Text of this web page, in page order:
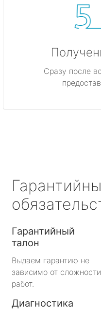
Сразу после
Гарантийный
талон
Выдаем гарантию не
зависимо от сложности
работ.
Диагностика